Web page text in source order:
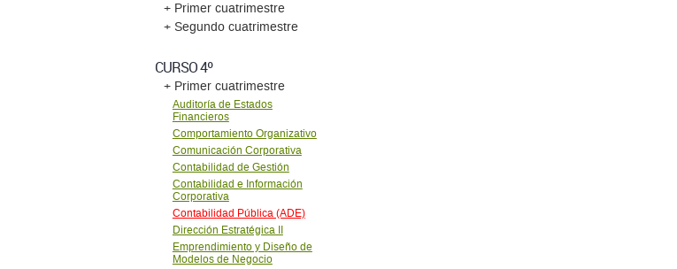
+ Primer cuatrimestre
+ Segundo cuatrimestre
CURSO 4º
+ Primer cuatrimestre
Auditoría de Estados
Financieros
Comportamiento Organizativo
Comunicación Corporativa
Contabilidad de Gestión
Contabilidad e Información
Corporativa
Contabilidad Pública (ADE)
Dirección Estratégica II
Emprendimiento y Diseño de
Modelos de Negocio